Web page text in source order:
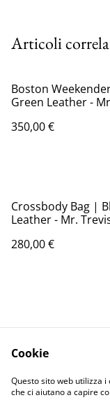
Articoli
Boston
Green Leather -
350,00 €
Crossbody Bag |
Leather - Mr.
280,00 €
Privacy
Cookie
Questo sito web utilizza i
che ci aiutano a capire